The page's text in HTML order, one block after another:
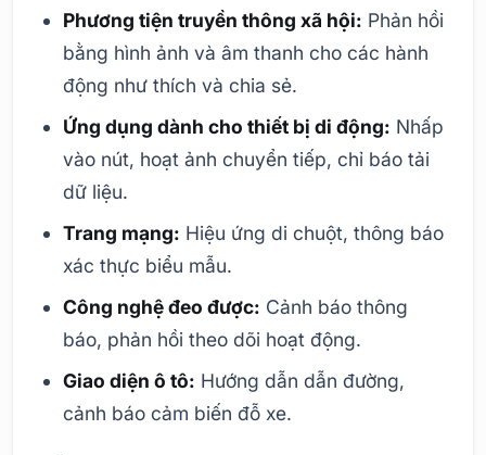
Phương tiện truyền thông xã hội: Phản hồi
bằng hình ảnh và âm thanh cho các hành
động như thích và chia sẻ.
Ứng dụng dành cho thiết bị di động: Nhấp
vào nút, hoạt ảnh chuyển tiếp, chỉ báo tải
dữ liệu.
Trang mạng: Hiệu ứng di chuột, thông báo
xác thực biểu mẫu.
Công nghệ đeo được: Cảnh báo thông
báo, phản hồi theo dõi hoạt động.
Giao diện ô tô: Hướng dẫn dẫn đường,
cảnh báo cảm biến đỗ xe.